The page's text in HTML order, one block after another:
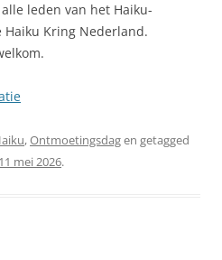
leden van het Haiku-
Kring Nederland.
,Ontmoetingsdagen getagged
11 mei 2026.